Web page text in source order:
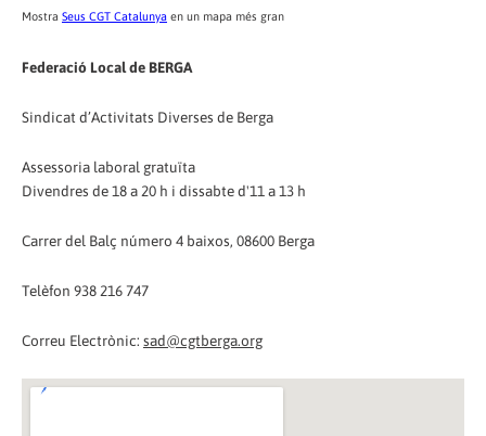
Mostra Seus CGT Catalunya en un mapa més gran
Federació Local de BERGA
Sindicat d’Activitats Diverses de Berga
Assessoria laboral gratuïta
Divendres de 18 a 20 h i dissabte d'11 a 13 h
Carrer del Balç número 4 baixos, 08600 Berga
Telèfon 938 216 747
Correu Electrònic: sad@cgtberga.org